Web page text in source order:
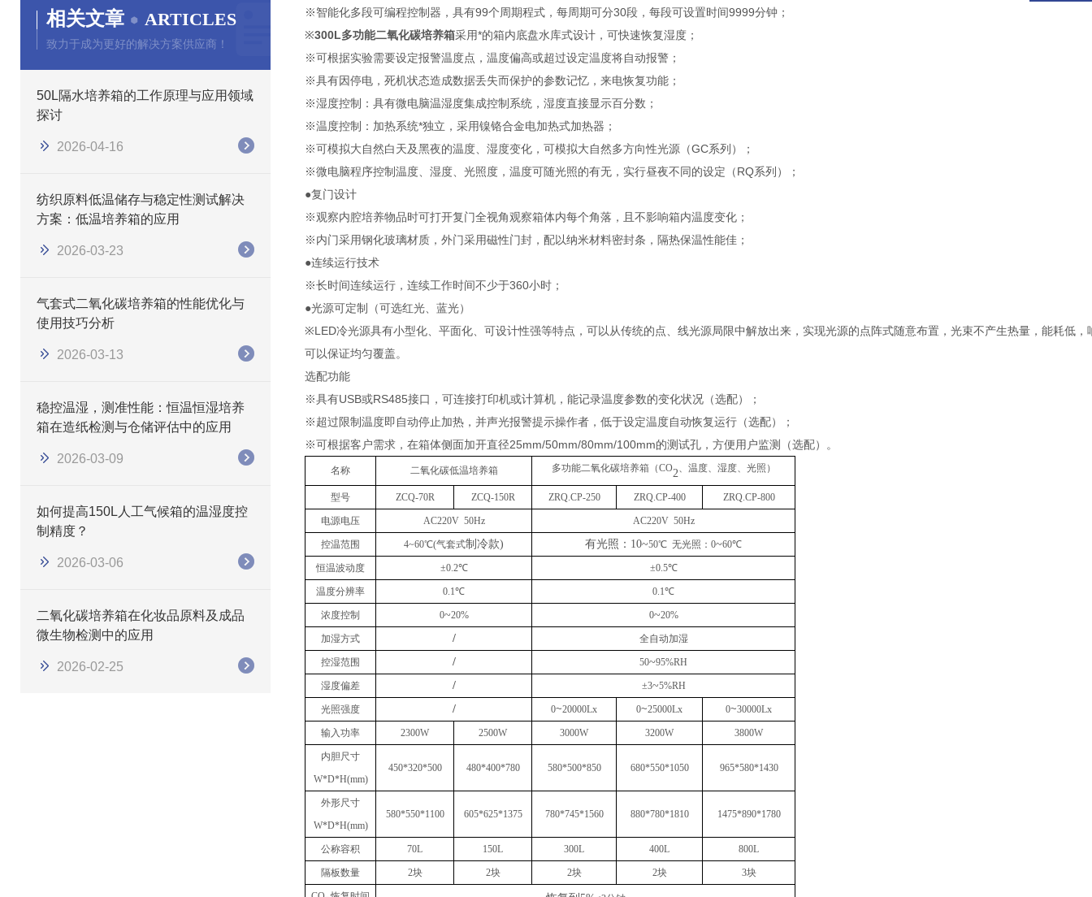
相关文章 ARTICLES
致力于成为更好的解决方案供应商！
50L隔水培养箱的工作原理与应用领域
探讨
2026-04-16
纺织原料低温储存与稳定性测试解决
方案：低温培养箱的应用
2026-03-23
气套式二氧化碳培养箱的性能优化与
使用技巧分析
2026-03-13
稳控温湿，测准性能：恒温恒湿培养
箱在造纸检测与仓储评估中的应用
2026-03-09
如何提高150L人工气候箱的温湿度控
制精度？
2026-03-06
二氧化碳培养箱在化妆品原料及成品
微生物检测中的应用
2026-02-25
※智能化多段可编程控制器，具有99个周期程式，每周期可分30段，每段可设置时间9999分钟；
※300L多功能二氧化碳培养箱采用*的箱内底盘水库式设计，可快速恢复湿度；
※可根据实验需要设定报警温度点，温度偏高或超过设定温度将自动报警；
※具有因停电，死机状态造成数据丢失而保护的参数记忆，来电恢复功能；
※湿度控制：具有微电脑温湿度集成控制系统，湿度直接显示百分数；
※温度控制：加热系统*独立，采用镍铬合金电加热式加热器；
※可模拟大自然白天及黑夜的温度、湿度变化，可模拟大自然多方向性光源（GC系列）；
※微电脑程序控制温度、湿度、光照度，温度可随光照的有无，实行昼夜不同的设定（RQ系列）；
●复门设计
※观察内腔培养物品时可打开复门全视角观察箱体内每个角落，且不影响箱内温度变化；
※内门采用钢化玻璃材质，外门采用磁性门封，配以纳米材料密封条，隔热保温性能佳；
●连续运行技术
※长时间连续运行，连续工作时间不少于360小时；
●光源可定制（可选红光、蓝光）
※LED冷光源具有小型化、平面化、可设计性强等特点，可以从传统的点、线光源局限中解放出来，实现光源的点阵式随意布置，光束不产生热量，能耗低，
可以保证均匀覆盖。
选配功能
※具有USB或RS485接口，可连接打印机或计算机，能记录温度参数的变化状况（选配）；
※超过限制温度即自动停止加热，并声光报警提示操作者，低于设定温度自动恢复运行（选配）；
※可根据客户需求，在箱体侧面加开直径25mm/50mm/80mm/100mm的测试孔，方便用户监测（选配）。
名称 二氧化碳低温培养箱 多功能二氧化碳培养箱（CO2、 温度、湿度、光照）
型号 ZCQ-70R ZCQ-150R ZRQ.CP-250 ZRQ.CP-400 ZRQ.CP-800
电源电压 AC220V 50Hz AC220V 50Hz
控温范围 4~60℃(气套式制冷款) 有光照： 10~50℃ 无光照：0~60℃
恒温波动度 ±0.2℃ ±0.5℃
温度分辨率 0.1℃ 0.1℃
浓度控制 0~20% 0~20%
加湿方式 / 全自动加湿
控湿范围 / 50~95%RH
湿度偏差 / ±3~5%RH
光照强度 / 0~20000Lx 0~25000Lx 0~30000Lx
输入功率 2300W 2500W 3000W 3200W 3800W
内胆尺寸
W*D*H(mm)
450*320*500 480*400*780 580*500*850 680*550*1050 965*580*1430
外形尺寸
W*D*H(mm)
580*550*1100 605*625*1375 780*745*1560 880*780*1810 1475*890*1780
公称容积 70L 150L 300L 400L 800L
隔板数量 2块 2块 2块 2块 3块